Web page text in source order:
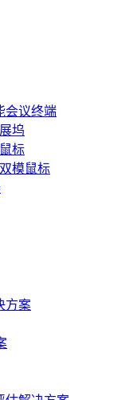
会议终端
坞
标
模鼠标
方案